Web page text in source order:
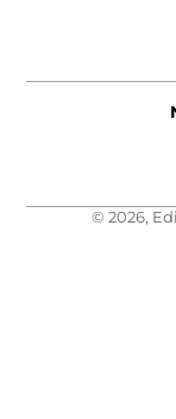
© 2026,